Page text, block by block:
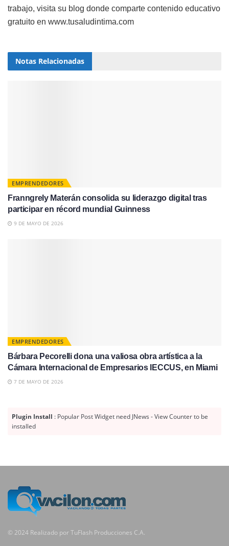
trabajo, visita su blog donde comparte contenido educativo
gratuito en www.tusaludintima.com
Notas Relacionadas
EMPRENDEDORES
Franngrely Materán consolida su liderazgo digital tras
participar en récord mundial Guinness
9 DE MAYO DE 2026
EMPRENDEDORES
Bárbara Pecorelli dona una valiosa obra artística a la
Cámara Internacional de Empresarios IECCUS, en Miami
7 DE MAYO DE 2026
Plugin Install : Popular Post Widget need JNews - View Counter to be
installed
© 2024 Realizado por TuFlash Producciones C.A.